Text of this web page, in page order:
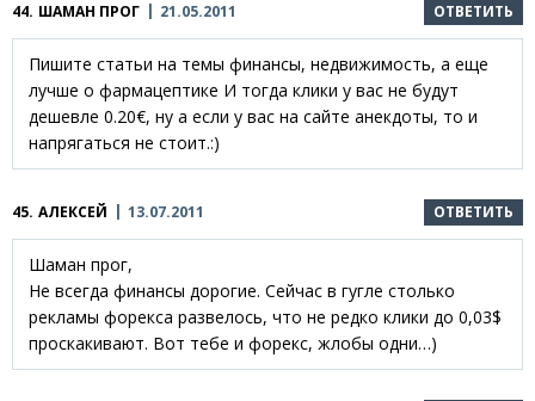
44. ШАМАН ПРОГ 21.05.2011 ОТВЕТИТЬ
Пишите статьи на темы финансы, недвижимость, а еще
лучше о фармацептике И тогда клики у вас не будут
дешевле 0.20€, ну а если у вас на сайте анекдоты, то и
напрягаться не стоит.:)
45. АЛЕКСЕЙ 13.07.2011 ОТВЕТИТЬ
Шаман прог,
Не всегда финансы дорогие. Сейчас в гугле столько
рекламы форекса развелось, что не редко клики до 0,03$
проскакивают. Вот тебе и форекс, жлобы одни…)